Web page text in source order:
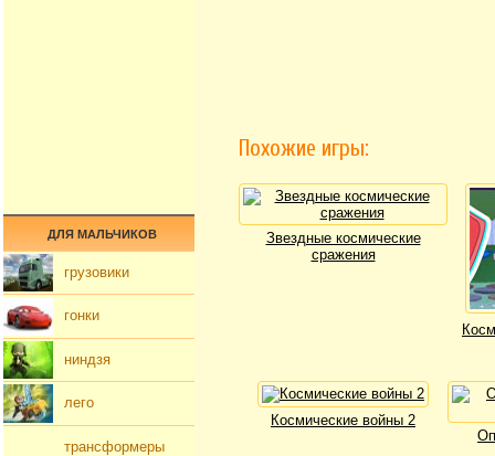
Похожие игры:
Звездные космические
сражения
Космические войны 2
ДЛЯ МАЛЬЧИКОВ
грузовики
гонки
ниндзя
лего
трансформеры